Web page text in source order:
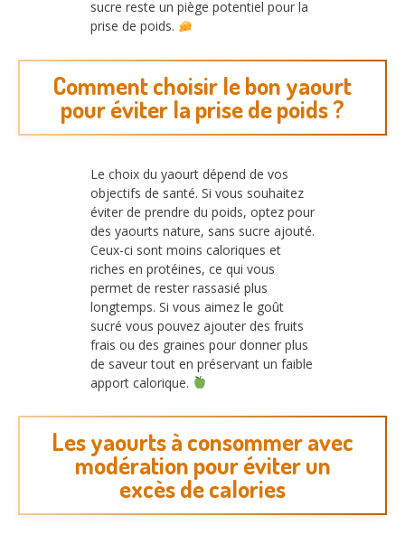
sucre reste un piège potentiel pour la
prise de poids.
Comment choisir le bon yaourt
pour éviter la prise de poids ?
Le choix du yaourt dépend de vos
objectifs de santé. Si vous souhaitez
éviter de prendre du poids, optez pour
des yaourts nature, sans sucre ajouté.
Ceux-ci sont moins caloriques et
riches en protéines, ce qui vous
permet de rester rassasié plus
longtemps. Si vous aimez le goût
sucré vous pouvez ajouter des fruits
frais ou des graines pour donner plus
de saveur tout en préservant un faible
apport calorique.
Les yaourts à consommer avec
modération pour éviter un
excès de calories